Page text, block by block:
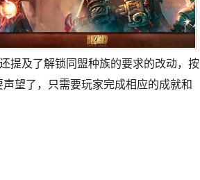
提及了解锁同盟种族的要求的改动，按
望了，只需要玩家完成相应的成就和